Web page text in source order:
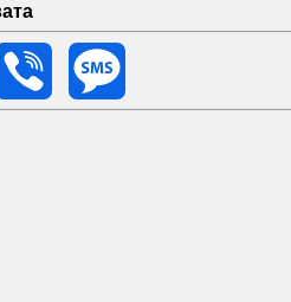
Viber